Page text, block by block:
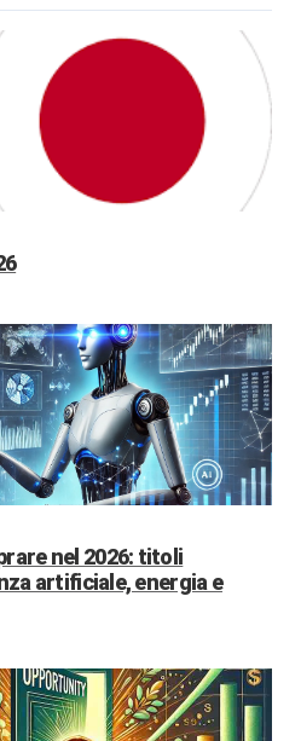
nel 2026: titoli
artificiale, energia e